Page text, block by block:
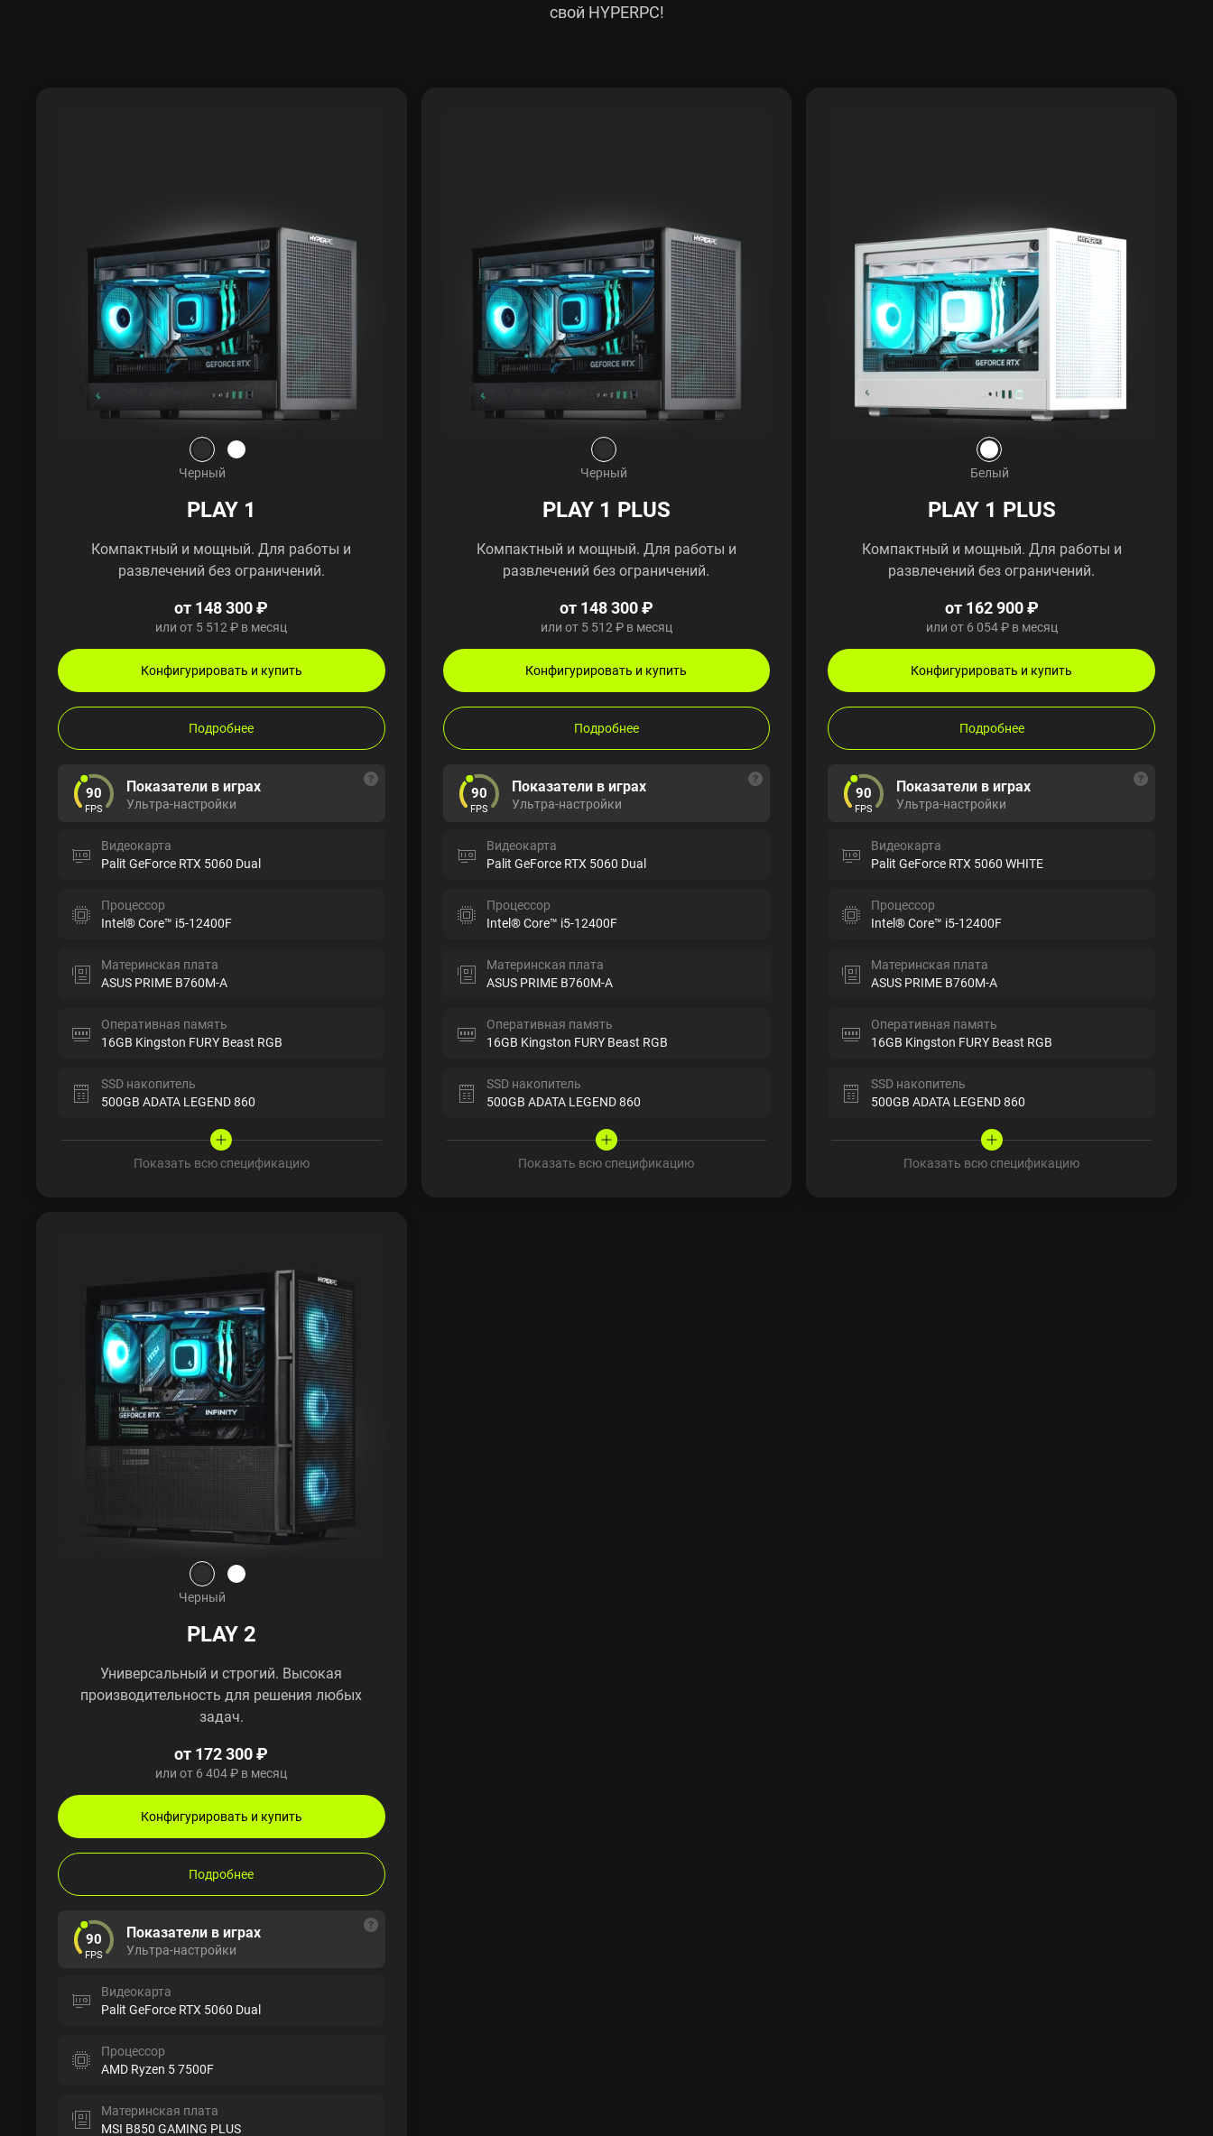
свой HYPERPC!
Черный
PLAY 1
Компактный и мощный. Для работы и
развлечений без ограничений.
от 148 300 ₽
или от 5 512 ₽ в месяц
Конфигурировать и купить
Подробнее
90
FPS
Показатели в играх
Ультра-настройки
Видеокарта
Palit GeForce RTX 5060 Dual
Процессор
Intel® Core™ i5-12400F
Материнская плата
ASUS PRIME B760M-A
Оперативная память
16GB Kingston FURY Beast RGB
SSD накопитель
500GB ADATA LEGEND 860
Показать всю спецификацию
Черный
PLAY 1 PLUS
Компактный и мощный. Для работы и
развлечений без ограничений.
от 148 300 ₽
или от 5 512 ₽ в месяц
Конфигурировать и купить
Подробнее
90
FPS
Показатели в играх
Ультра-настройки
Видеокарта
Palit GeForce RTX 5060 Dual
Процессор
Intel® Core™ i5-12400F
Материнская плата
ASUS PRIME B760M-A
Оперативная память
16GB Kingston FURY Beast RGB
SSD накопитель
500GB ADATA LEGEND 860
Показать всю спецификацию
Белый
PLAY 1 PLUS
Компактный и мощный. Для работы и
развлечений без ограничений.
от 162 900 ₽
или от 6 054 ₽ в месяц
Конфигурировать и купить
Подробнее
90
FPS
Показатели в играх
Ультра-настройки
Видеокарта
Palit GeForce RTX 5060 WHITE
Процессор
Intel® Core™ i5-12400F
Материнская плата
ASUS PRIME B760M-A
Оперативная память
16GB Kingston FURY Beast RGB
SSD накопитель
500GB ADATA LEGEND 860
Показать всю спецификацию
Черный
PLAY 2
Универсальный и строгий. Высокая
производительность для решения любых
задач.
от 172 300 ₽
или от 6 404 ₽ в месяц
Конфигурировать и купить
Подробнее
90
FPS
Показатели в играх
Ультра-настройки
Видеокарта
Palit GeForce RTX 5060 Dual
Процессор
AMD Ryzen 5 7500F
Материнская плата
MSI B850 GAMING PLUS